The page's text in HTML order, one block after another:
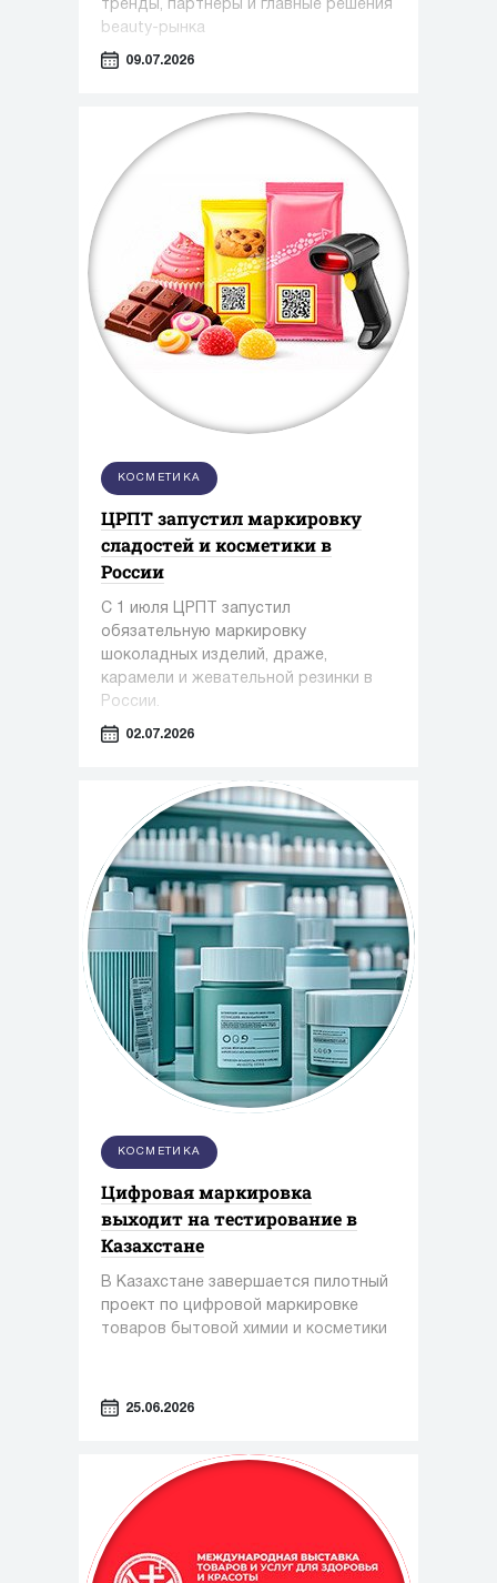
тренды, партнеры и главные решения
beauty-рынка
09.07.2026
КОСМЕТИКА
ЦРПТ запустил маркировку
сладостей и косметики в
России
С 1 июля ЦРПТ запустил
обязательную маркировку
шоколадных изделий, драже,
карамели и жевательной резинки в
России.
02.07.2026
КОСМЕТИКА
Цифровая маркировка
выходит на тестирование в
Казахстане
В Казахстане завершается пилотный
проект по цифровой маркировке
товаров бытовой химии и косметики
25.06.2026